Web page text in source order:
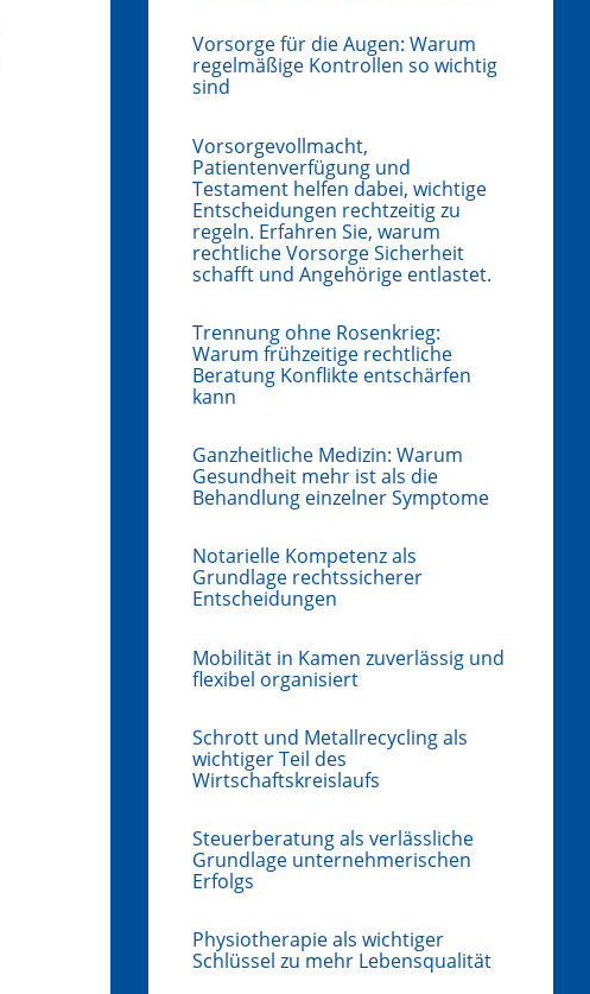
Vorsorge für die Augen: Warum
regelmäßige Kontrollen so wichtig
sind
Vorsorgevollmacht,
Patientenverfügung und
Testament helfen dabei, wichtige
Entscheidungen rechtzeitig zu
regeln. Erfahren Sie, warum
rechtliche Vorsorge Sicherheit
schafft und Angehörige entlastet.
Trennung ohne Rosenkrieg:
Warum frühzeitige rechtliche
Beratung Konflikte entschärfen
kann
Ganzheitliche Medizin: Warum
Gesundheit mehr ist als die
Behandlung einzelner Symptome
Notarielle Kompetenz als
Grundlage rechtssicherer
Entscheidungen
Mobilität in Kamen zuverlässig und
flexibel organisiert
Schrott und Metallrecycling als
wichtiger Teil des
Wirtschaftskreislaufs
Steuerberatung als verlässliche
Grundlage unternehmerischen
Erfolgs
Physiotherapie als wichtiger
Schlüssel zu mehr Lebensqualität